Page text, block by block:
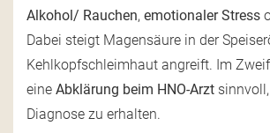
Alkohol/ Rauchen, emotionaler Stress
Dabei steigt Magensäure in der
Kehlkopfschleimhaut angreift. Im
eine Abklärung beim HNO-Arzt
Diagnose zu erhalten.